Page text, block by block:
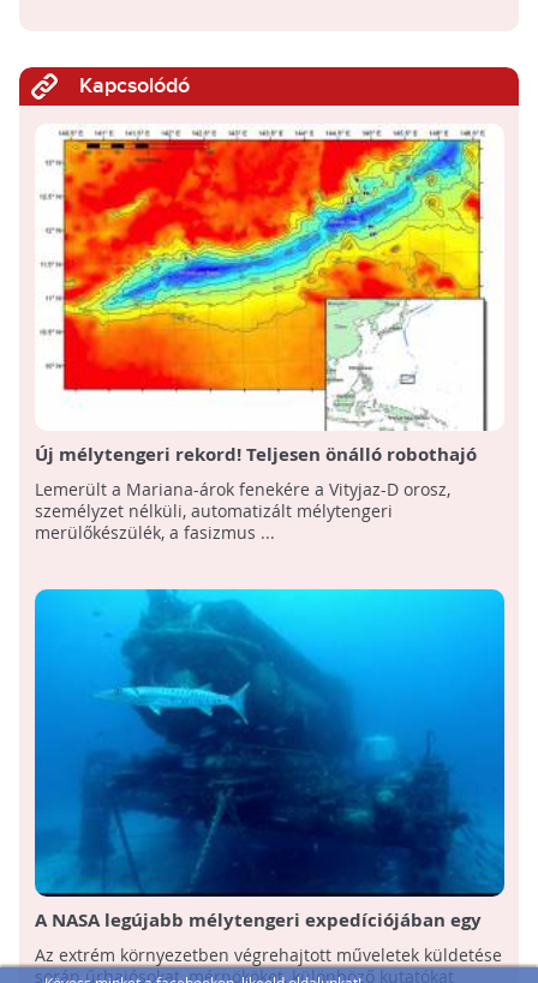
Kapcsolódó
Új mélytengeri rekord! Teljesen önálló robothajó
merült a Mariana-árok fenekére
Lemerült a Mariana-árok fenekére a Vityjaz-D orosz,
személyzet nélküli, automatizált mélytengeri
merülőkészülék, a fasizmus ...
A NASA legújabb mélytengeri expedíciójában egy
magyar kutató is részt vett
Az extrém környezetben végrehajtott műveletek küldetése
során űrhajósokat, mérnököket, különböző kutatókat